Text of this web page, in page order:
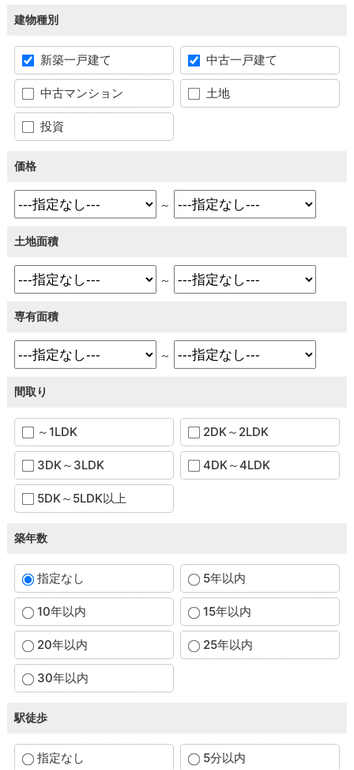
建物種別
新築一戸建て 中古一戸建て
中古マンション 土地
投資
価格
～
土地面積
～
専有面積
～
間取り
～1LDK 2DK～2LDK
3DK～3LDK 4DK～4LDK
5DK～5LDK以上
築年数
指定なし 5年以内
10年以内 15年以内
20年以内 25年以内
30年以内
駅徒歩
指定なし 5分以内